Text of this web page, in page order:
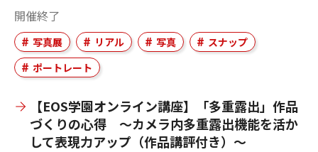
開催終了
写真展 リアル 写真
スナップ
ポートレート
【EOS学園オンライン講座】「多重露出」作品
づくりの心得 ～カメラ内多重露出機能を活か
して表現力アップ（作品講評付き）～